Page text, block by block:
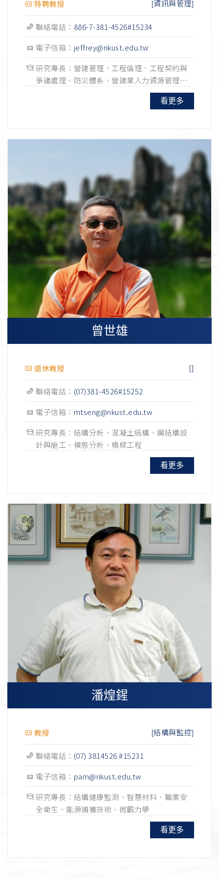
特聘教授 [資訊與管理]
聯絡電話： 886-7-381-4526#15234
電子信箱： jeffrey@nkust.edu.tw
研究專長：營建管理、工程倫理、工程契約與
爭議處理、防災體系、營建業人力資源管理、
看更多
曾世雄
退休教授 []
聯絡電話： (07)381-4526#15252
電子信箱： mtseng@nkust.edu.tw
研究專長：結構分析、混凝土結構、鋼結構設
計與施工、模態分析、橋樑工程
看更多
潘煌鍟
教授 [結構與監控]
聯絡電話： (07) 3814526 #15231
電子信箱： pam@nkust.edu.tw
研究專長：結構健康監測、智慧材料、職業安
全衛生、能源捕獲技術、微觀力學
看更多